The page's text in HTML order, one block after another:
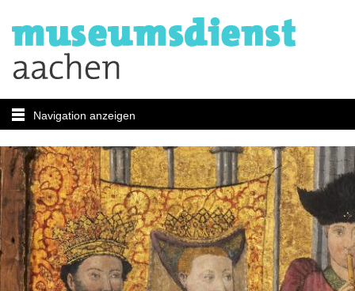
Navigation anzeigen